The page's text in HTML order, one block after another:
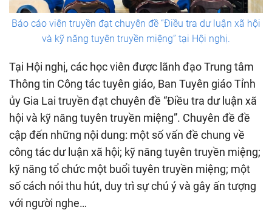
Báo cáo viên truyền đạt chuyên đề “Điều tra dư luận xã hội
và kỹ năng tuyên truyền miệng” tại Hội nghị.
Tại Hội nghị, các học viên được lãnh đạo Trung tâm
Thông tin Công tác tuyên giáo, Ban Tuyên giáo Tỉnh
ủy Gia Lai truyền đạt chuyên đề “Điều tra dư luận xã
hội và kỹ năng tuyên truyền miệng”. Chuyên đề đề
cập đến những nội dung: một số vấn đề chung về
công tác dư luận xã hội; kỹ năng tuyên truyền miệng;
kỹ năng tổ chức một buổi tuyên truyền miệng; một
số cách nói thu hút, duy trì sự chú ý và gây ấn tượng
với người nghe…